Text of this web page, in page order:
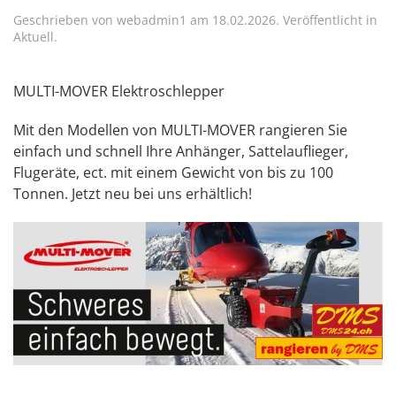
Geschrieben von webadmin1 am 18.02.2026. Veröffentlicht in
Aktuell.
MULTI-MOVER Elektroschlepper
Mit den Modellen von MULTI-MOVER rangieren Sie
einfach und schnell Ihre Anhänger, Sattelauflieger,
Flugeräte, ect. mit einem Gewicht von bis zu 100
Tonnen. Jetzt neu bei uns erhältlich!